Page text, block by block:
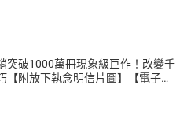
電視《我們的島》文字記者、端傳
採訪主任。關注環境、人權與社會
人與土地的簡史》、《一位女性殺
突破1000萬冊現象級巨作！改變千
【附放下執念明信片圖】【電子